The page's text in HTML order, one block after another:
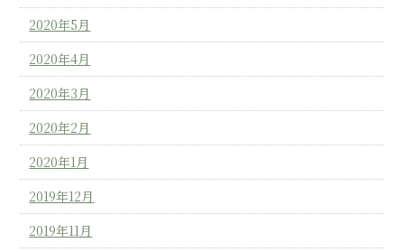
2020年5月
2020年4月
2020年3月
2020年2月
2020年1月
2019年12月
2019年11月